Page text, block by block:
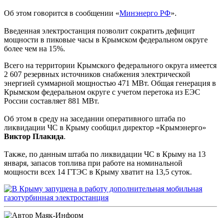
Об этом говорится в сообщении «Минэнерго РФ».
Введенная электростанция позволит сократить дефицит
мощности в пиковые часы в Крымском федеральном округе
более чем на 15%.
Всего на территории Крымского федерального округа имеется
2 607 резервных источников снабжения электрической
энергией суммарной мощностью 471 МВт. Общая генерация в
Крымском федеральном округе с учетом перетока из ЕЭС
России составляет 881 МВт.
Об этом в среду на заседании оперативного штаба по
ликвидации ЧС в Крыму сообщил директор «Крымэнерго»
Виктор Плакида.
Также, по данным штаба по ликвидации ЧС в Крыму на 13
января, запасов топлива при работе на номинальной
мощности всех 14 ГТЭС в Крыму хватит на 13,5 суток.